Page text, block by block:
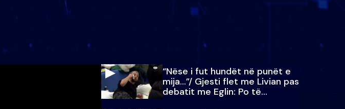
“Nëse i fut hundët në punët e
mija…”/ Gjesti flet me Livian pas
debatit me Eglin: Po të
paralajmëroj